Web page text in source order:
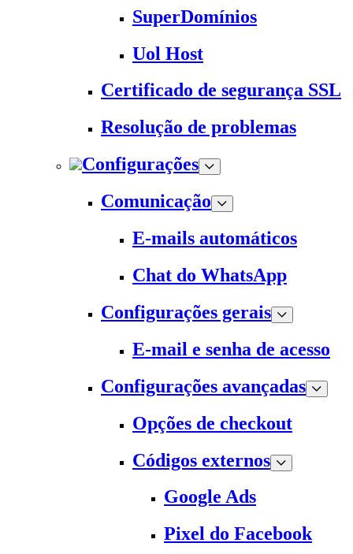
SuperDomínios
Uol Host
Certificado de segurança SSL
Resolução de problemas
Configurações
Comunicação
E-mails automáticos
Chat do WhatsApp
Configurações gerais
E-mail e senha de acesso
Configurações avançadas
Opções de checkout
Códigos externos
Google Ads
Pixel do Facebook